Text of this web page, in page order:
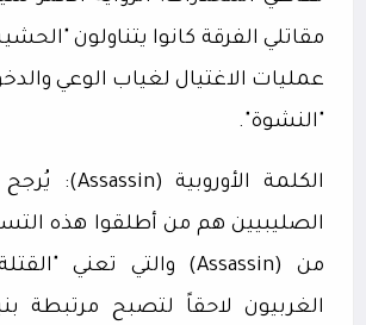
مقاتلي الفرقة كانوا يتناولون
عمليات الاغتيال لغياب الوعي
"النشوة".
الكلمة الأوروبية (Assassin): يُرجح
الصليبيين هم من أطلقوا هذه
من (Assassin) والتي تعني
الغربيون لاحقاً لتصبح مرتبطة